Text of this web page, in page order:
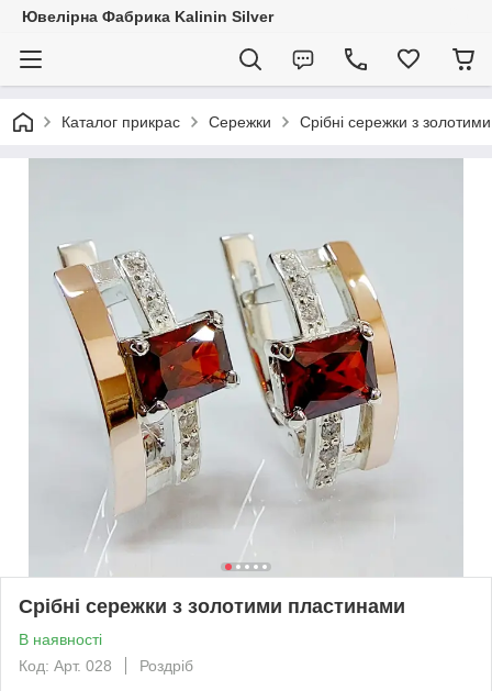
Ювелірна Фабрика Kalinin Silver
Каталог прикрас Сережки Срібні сережки з
Срібні сережки з золотими пластинами
В наявності
Код: Арт. 028
Роздріб